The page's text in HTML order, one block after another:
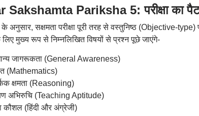
Sakshamta Pariksha 5: परीक्षा का
के अनुसार, सक्षमता परीक्षा पूरी तरह से वस्तुनिष्ठ (Objective-type)
मुख्य रूप से निम्नलिखित विषयों से प्रश्न पूछे जाएंगे-
जागरूकता (General Awareness)
(Mathematics)
क्षमता (Reasoning)
अभिरुचि (Teaching Aptitude)
कौशल (हिंदी और अंग्रेजी)